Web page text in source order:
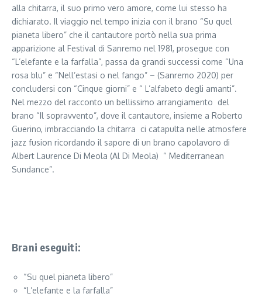
alla chitarra, il suo primo vero amore, come lui stesso ha
dichiarato. Il viaggio nel tempo inizia con il brano “Su quel
pianeta libero” che il cantautore portò nella sua prima
apparizione al Festival di Sanremo nel 1981, prosegue con
“L’elefante e la farfalla”, passa da grandi successi come “Una
rosa blu” e “Nell’estasi o nel fango” – (Sanremo 2020) per
concludersi con “Cinque giorni” e “ L’alfabeto degli amanti”.
Nel mezzo del racconto un bellissimo arrangiamento del
brano “Il sopravvento”, dove il cantautore, insieme a Roberto
Guerino, imbracciando la chitarra ci catapulta nelle atmosfere
jazz fusion ricordando il sapore di un brano capolavoro di
Albert Laurence Di Meola (Al Di Meola) “ Mediterranean
Sundance”.
Brani eseguiti:
“Su quel pianeta libero”
“L’elefante e la farfalla”